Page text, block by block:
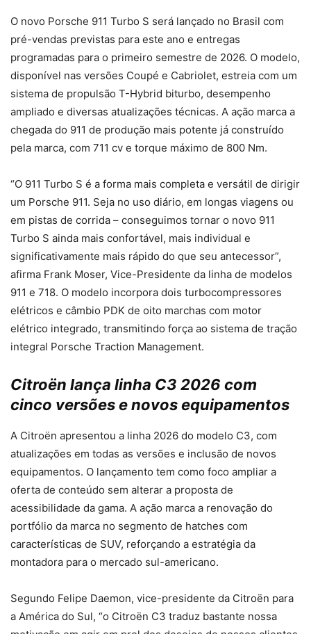
O novo Porsche 911 Turbo S será lançado no Brasil com
pré-vendas previstas para este ano e entregas
programadas para o primeiro semestre de 2026. O modelo,
disponível nas versões Coupé e Cabriolet, estreia com um
sistema de propulsão T-Hybrid biturbo, desempenho
ampliado e diversas atualizações técnicas. A ação marca a
chegada do 911 de produção mais potente já construído
pela marca, com 711 cv e torque máximo de 800 Nm.
“O 911 Turbo S é a forma mais completa e versátil de dirigir
um Porsche 911. Seja no uso diário, em longas viagens ou
em pistas de corrida – conseguimos tornar o novo 911
Turbo S ainda mais confortável, mais individual e
significativamente mais rápido do que seu antecessor”,
afirma Frank Moser, Vice-Presidente da linha de modelos
911 e 718. O modelo incorpora dois turbocompressores
elétricos e câmbio PDK de oito marchas com motor
elétrico integrado, transmitindo força ao sistema de tração
integral Porsche Traction Management.
Citroën lança linha C3 2026 com
cinco versões e novos equipamentos
A Citroën apresentou a linha 2026 do modelo C3, com
atualizações em todas as versões e inclusão de novos
equipamentos. O lançamento tem como foco ampliar a
oferta de conteúdo sem alterar a proposta de
acessibilidade da gama. A ação marca a renovação do
portfólio da marca no segmento de hatches com
características de SUV, reforçando a estratégia da
montadora para o mercado sul-americano.
Segundo Felipe Daemon, vice-presidente da Citroën para
a América do Sul, “o Citroën C3 traduz bastante nossa